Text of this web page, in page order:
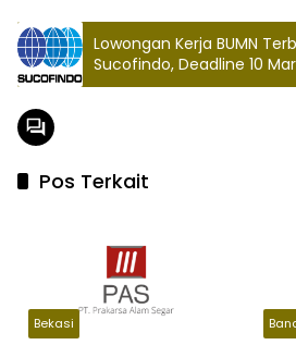
Lowongan Kerja BUMN
Sucofindo, Deadline 10
Posisi dan Persyaratan
Pos Terkait
Bekasi